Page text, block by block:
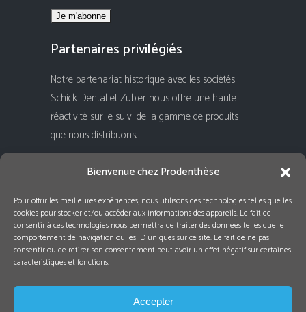
Bienvenue chez Prodenthèse
Pour offrir les meilleures expériences, nous utilisons des technologies telles que les
cookies pour stocker et/ou accéder aux informations des appareils. Le fait de
consentir à ces technologies nous permettra de traiter des données telles que le
comportement de navigation ou les ID uniques sur ce site. Le fait de ne pas
consentir ou de retirer son consentement peut avoir un effet négatif sur certaines
caractéristiques et fonctions.
Accepter
Partenaires privilégiés
Notre partenariat historique avec les sociétés
Schick Dental et Zubler nous offre une haute
réactivité sur le suivi de la gamme de produits
que nous distribuons.
Rejoignez-nous !